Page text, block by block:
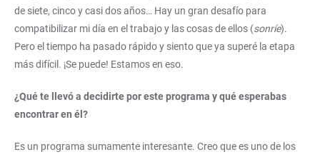
de siete, cinco y casi dos años… Hay un gran desafío para
compatibilizar mi día en el trabajo y las cosas de ellos (sonríe).
Pero el tiempo ha pasado rápido y siento que ya superé la etapa
más difícil. ¡Se puede! Estamos en eso.
¿Qué te llevó a decidirte por este programa y qué esperabas
encontrar en él?
Es un programa sumamente interesante. Creo que es uno de los